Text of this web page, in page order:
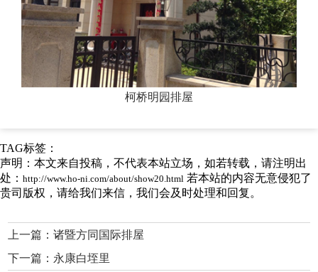
柯桥明园排屋
TAG标签：
声明：本文来自投稿，不代表本站立场，如若转载，请注明出
处： http://www.ho-ni.com/about/show20.html 若本站的内容无意侵犯了
贵司版权，请给我们来信，我们会及时处理和回复。
上一篇：诸暨方同国际排屋
下一篇： 永康白垤里